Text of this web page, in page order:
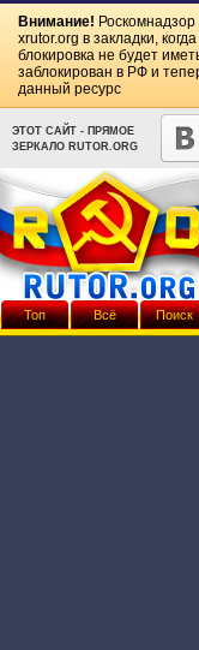
Внимание!
xrutor.org в закладки,
блокировка не будет
заблокирован в РФ и
данный ресурс
ЭТОТ САЙТ - ПРЯМОЕ
ЗЕРКАЛО RUTOR.ORG